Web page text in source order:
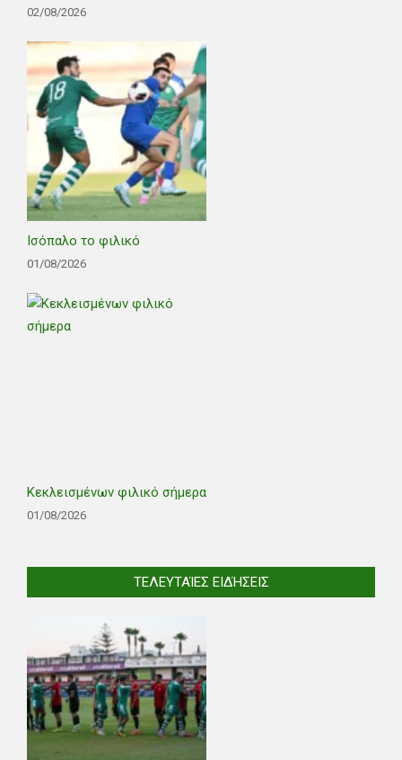
02/08/2026
Ισόπαλο το φιλικό
01/08/2026
Κεκλεισμένων φιλικό σήμερα
01/08/2026
ΤΕΛΕΥΤΑΊΕΣ ΕΙΔΉΣΕΙΣ